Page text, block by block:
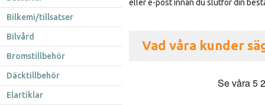
Bilkemi/tillsatser
Bilvård
Bromstillbehör
Däcktillbehör
Elartiklar
eller e-post innan du slutför din
Vad våra kunder